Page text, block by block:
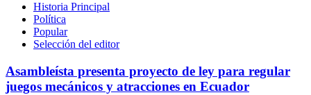
Historia Principal
Política
Popular
Selección del editor
Asambleísta presenta proyecto de ley para regular
juegos mecánicos y atracciones en Ecuador